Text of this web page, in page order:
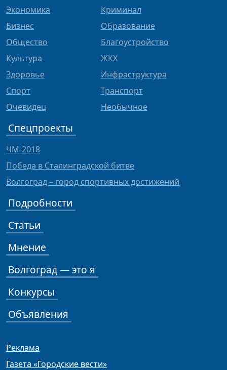
Экономика
Бизнес
Общество
Культура
Здоровье
Спорт
Очевидец
Криминал
Образование
Благоустройство
ЖКХ
Инфраструктура
Транспорт
Необычное
Спецпроекты
ЧМ-2018
Победа в Сталинградской битве
Волгоград – город спортивных достижений
Подробности
Статьи
Мнение
Волгоград — это я
Конкурсы
Объявления
Реклама
Газета «Городские вести»